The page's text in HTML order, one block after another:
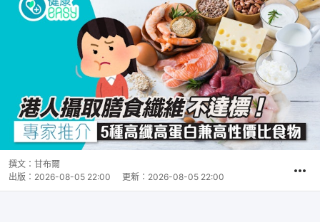
撰文： 甘布爾
出版： 2026-08-05 22:00 更新： 2026-08-05 22:00